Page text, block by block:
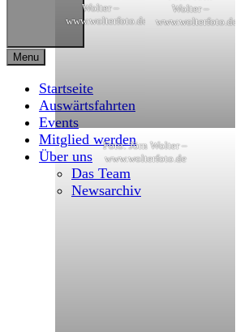
Menu
Startseite
Auswärtsfahrten
Events
Mitglied werden
Über uns
Das Team
Newsarchiv
Wolter –
www.wolterfoto.de
Wolter –
www.wolterfoto.de
Foto: Jörn Wolter –
www.wolterfoto.de